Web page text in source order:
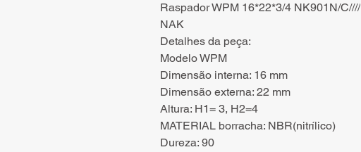
Raspador WPM 16*22*3/4 NK901N/C////
NAK
Detalhes da peça:
Modelo WPM
Dimensão interna: 16 mm
Dimensão externa: 22 mm
Altura: H1= 3, H2=4
MATERIAL borracha: NBR(nitrílico)
Dureza: 90